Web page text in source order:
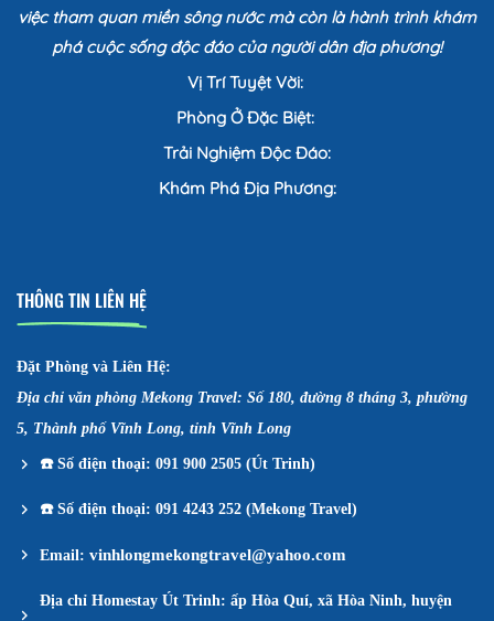
việc tham quan miền sông nước mà còn là hành trình khám
phá cuộc sống độc đáo của người dân địa phương!
Vị Trí Tuyệt Vời:
Phòng Ở Đặc Biệt:
Trải Nghiệm Độc Đáo:
Khám Phá Địa Phương:
THÔNG TIN LIÊN HỆ
Đặt Phòng và Liên Hệ:
Địa chỉ văn phòng Mekong Travel: Số 180, đường 8 tháng 3, phường
5, Thành phố Vĩnh Long, tỉnh Vĩnh Long
☎️Số điện thoại: 091 900 2505 (Út Trinh)
☎️Số điện thoại: 091 4243 252 (Mekong Travel)
Email: vinhlongmekongtravel@yahoo.com
Địa chỉ Homestay Út Trinh: ấp Hòa Quí, xã Hòa Ninh, huyện